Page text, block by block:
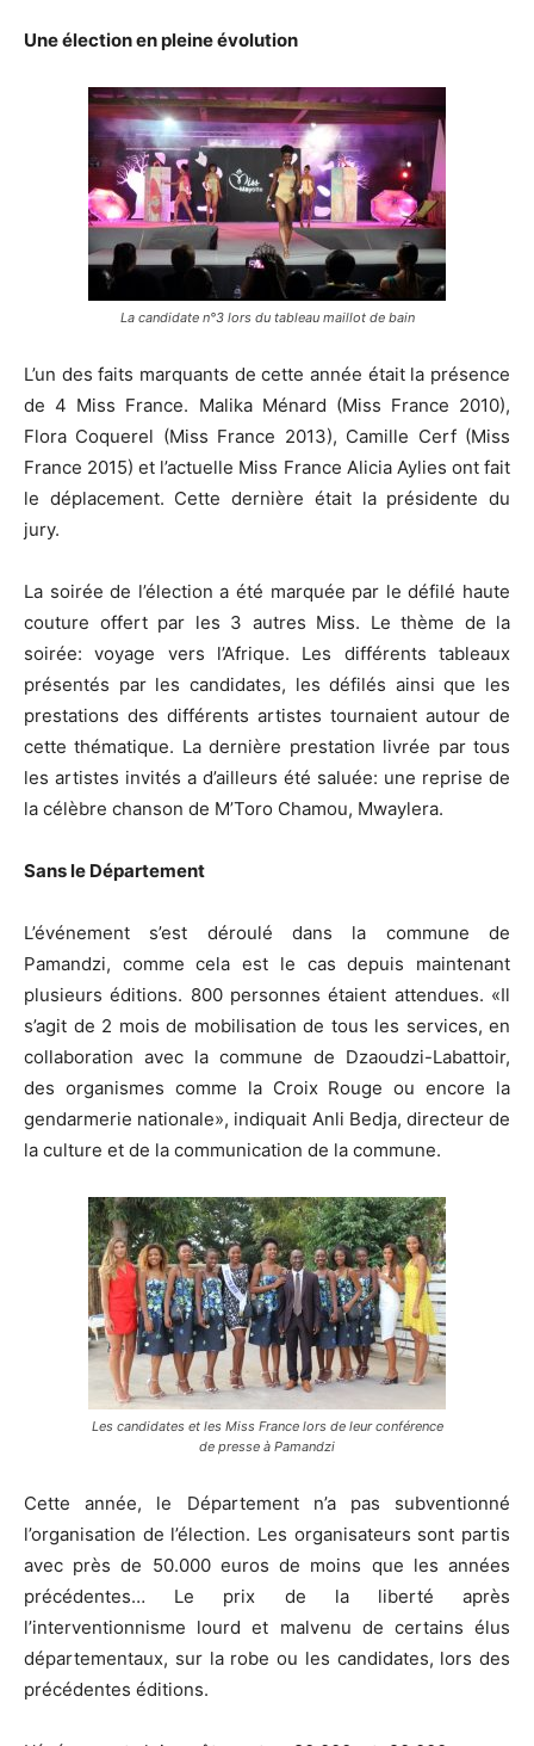
Une élection en pleine évolution
La candidate n°3 lors du tableau maillot de bain
L’un des faits marquants de cette année était la présence
de 4 Miss France. Malika Ménard (Miss France 2010),
Flora Coquerel (Miss France 2013), Camille Cerf (Miss
France 2015) et l’actuelle Miss France Alicia Aylies ont fait
le déplacement. Cette dernière était la présidente du
jury.
La soirée de l’élection a été marquée par le défilé haute
couture offert par les 3 autres Miss. Le thème de la
soirée: voyage vers l’Afrique. Les différents tableaux
présentés par les candidates, les défilés ainsi que les
prestations des différents artistes tournaient autour de
cette thématique. La dernière prestation livrée par tous
les artistes invités a d’ailleurs été saluée: une reprise de
la célèbre chanson de M’Toro Chamou, Mwaylera.
Sans le Département
L’événement s’est déroulé dans la commune de
Pamandzi, comme cela est le cas depuis maintenant
plusieurs éditions. 800 personnes étaient attendues. «Il
s’agit de 2 mois de mobilisation de tous les services, en
collaboration avec la commune de Dzaoudzi-Labattoir,
des organismes comme la Croix Rouge ou encore la
gendarmerie nationale», indiquait Anli Bedja, directeur de
la culture et de la communication de la commune.
Les candidates et les Miss France lors de leur conférence
de presse à Pamandzi
Cette année, le Département n’a pas subventionné
l’organisation de l’élection. Les organisateurs sont partis
avec près de 50.000 euros de moins que les années
précédentes… Le prix de la liberté après
l’interventionnisme lourd et malvenu de certains élus
départementaux, sur la robe ou les candidates, lors des
précédentes éditions.